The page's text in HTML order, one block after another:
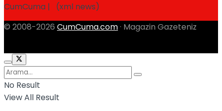
CumCuma | (xml news)
© 2008-2026 CumCuma.com · Magazin Gazeteniz
No Result
View All Result